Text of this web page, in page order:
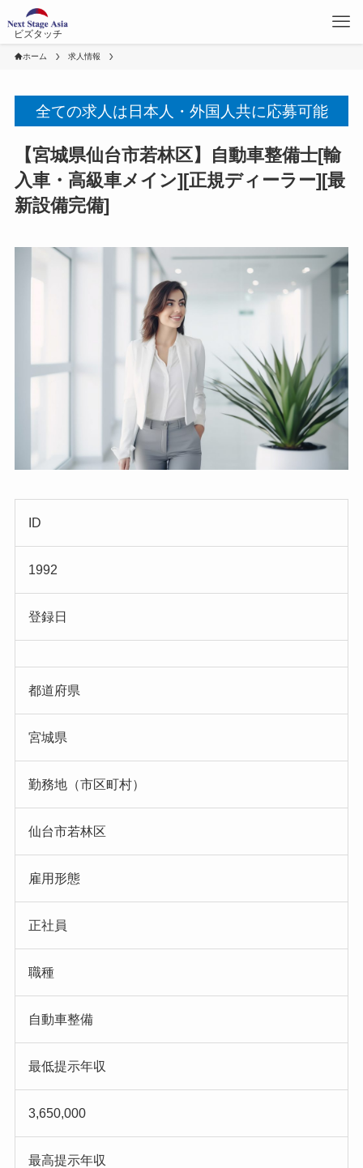
ビズタッチ
ホーム 求人情報
全ての求人は日本人・外国人共に応募可能
【宮城県仙台市若林区】自動車整備士[輸
入車・高級車メイン][正規ディーラー][最
新設備完備]
ID
1992
登録日
都道府県
宮城県
勤務地（市区町村）
仙台市若林区
雇用形態
正社員
職種
自動車整備
最低提示年収
3,650,000
最高提示年収